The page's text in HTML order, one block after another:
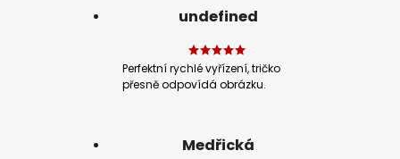
undefined
Perfektní rychlé vyřízení, tričko
přesně odpovídá obrázku.
Medřická